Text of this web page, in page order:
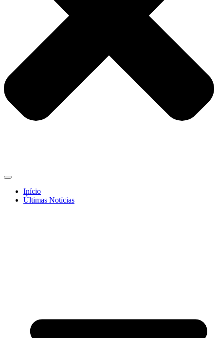
Início
Últimas Notícias